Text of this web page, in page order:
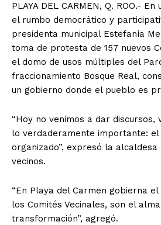
PLAYA DEL CARMEN, Q. ROO.-
el rumbo democrático y
presidenta municipal Estefanía
toma de protesta de 157 nuevos
el domo de usos múltiples del
fraccionamiento Bosque Real,
un gobierno donde el pueblo es
“Hoy no venimos a dar discursos,
lo verdaderamente importante:
organizado”, expresó la
vecinos.
“En Playa del Carmen gobierna el
los Comités Vecinales, son el
transformación”, agregó.